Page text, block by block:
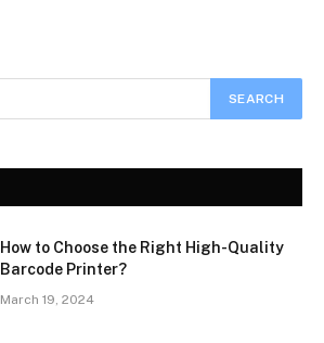
How to Choose the Right High-Quality
Barcode Printer?
March 19, 2024